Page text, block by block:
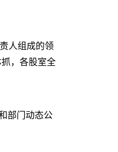
人组成的领
，各股室全
部门动态公